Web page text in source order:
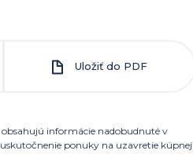
Uložiť do PDF
obsahujú informácie nadobudnuté v
ponuky na uzavretie kúpnej